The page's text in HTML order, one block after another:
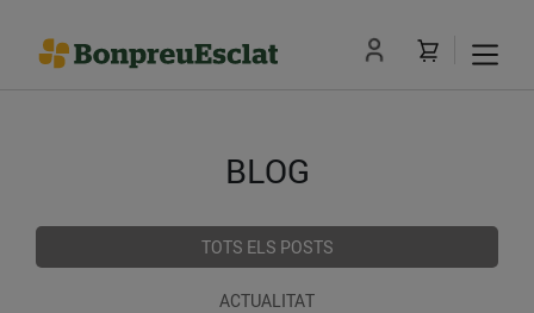
BLOG
TOTS ELS POSTS
ACTUALITAT